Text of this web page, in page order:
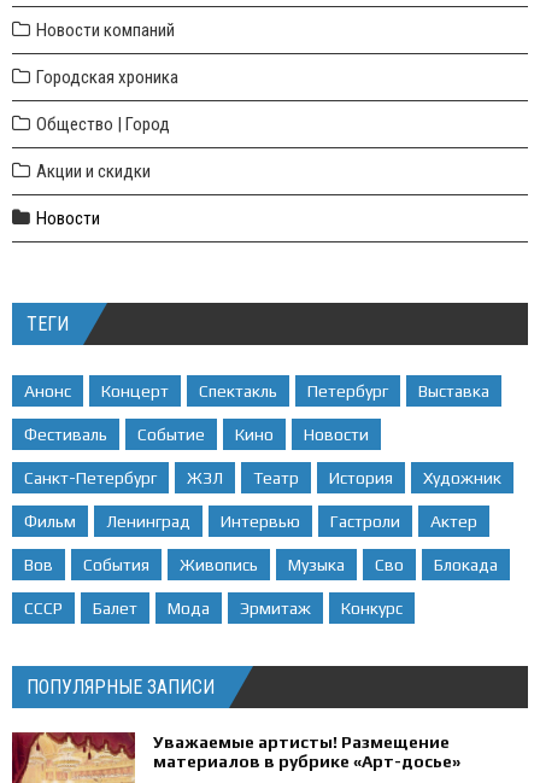
Новости компаний
Городская хроника
Общество | Город
Акции и скидки
Новости
ТЕГИ
Анонс Концерт Спектакль Петербург Выставка
Фестиваль Событие Кино Новости
Санкт-Петербург ЖЗЛ Театр История Художник
Фильм Ленинград Интервью Гастроли Актер
Вов События Живопись Музыка Сво Блокада
СССР Балет Мода Эрмитаж Конкурс
ПОПУЛЯРНЫЕ ЗАПИСИ
Уважаемые артисты! Размещение
материалов в рубрике «Арт-досье»